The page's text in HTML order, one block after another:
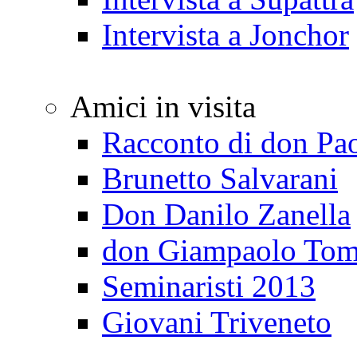
Intervista a Jonchor
Amici in visita
Racconto di don
Brunetto Salvarani
Don Danilo Zanella
don Giampaolo
Seminaristi 2013
Giovani Triveneto